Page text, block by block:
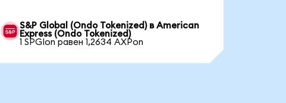
S&P Global (Ondo Tokenized) в American
Express (Ondo Tokenized)
1 SPGIon равен 1,2634 AXPon